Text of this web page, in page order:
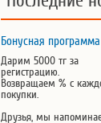
Бонусная программа
Дарим 5000 тг за
регистрацию.
Возвращаем % с
покупки.
Друзья, мы